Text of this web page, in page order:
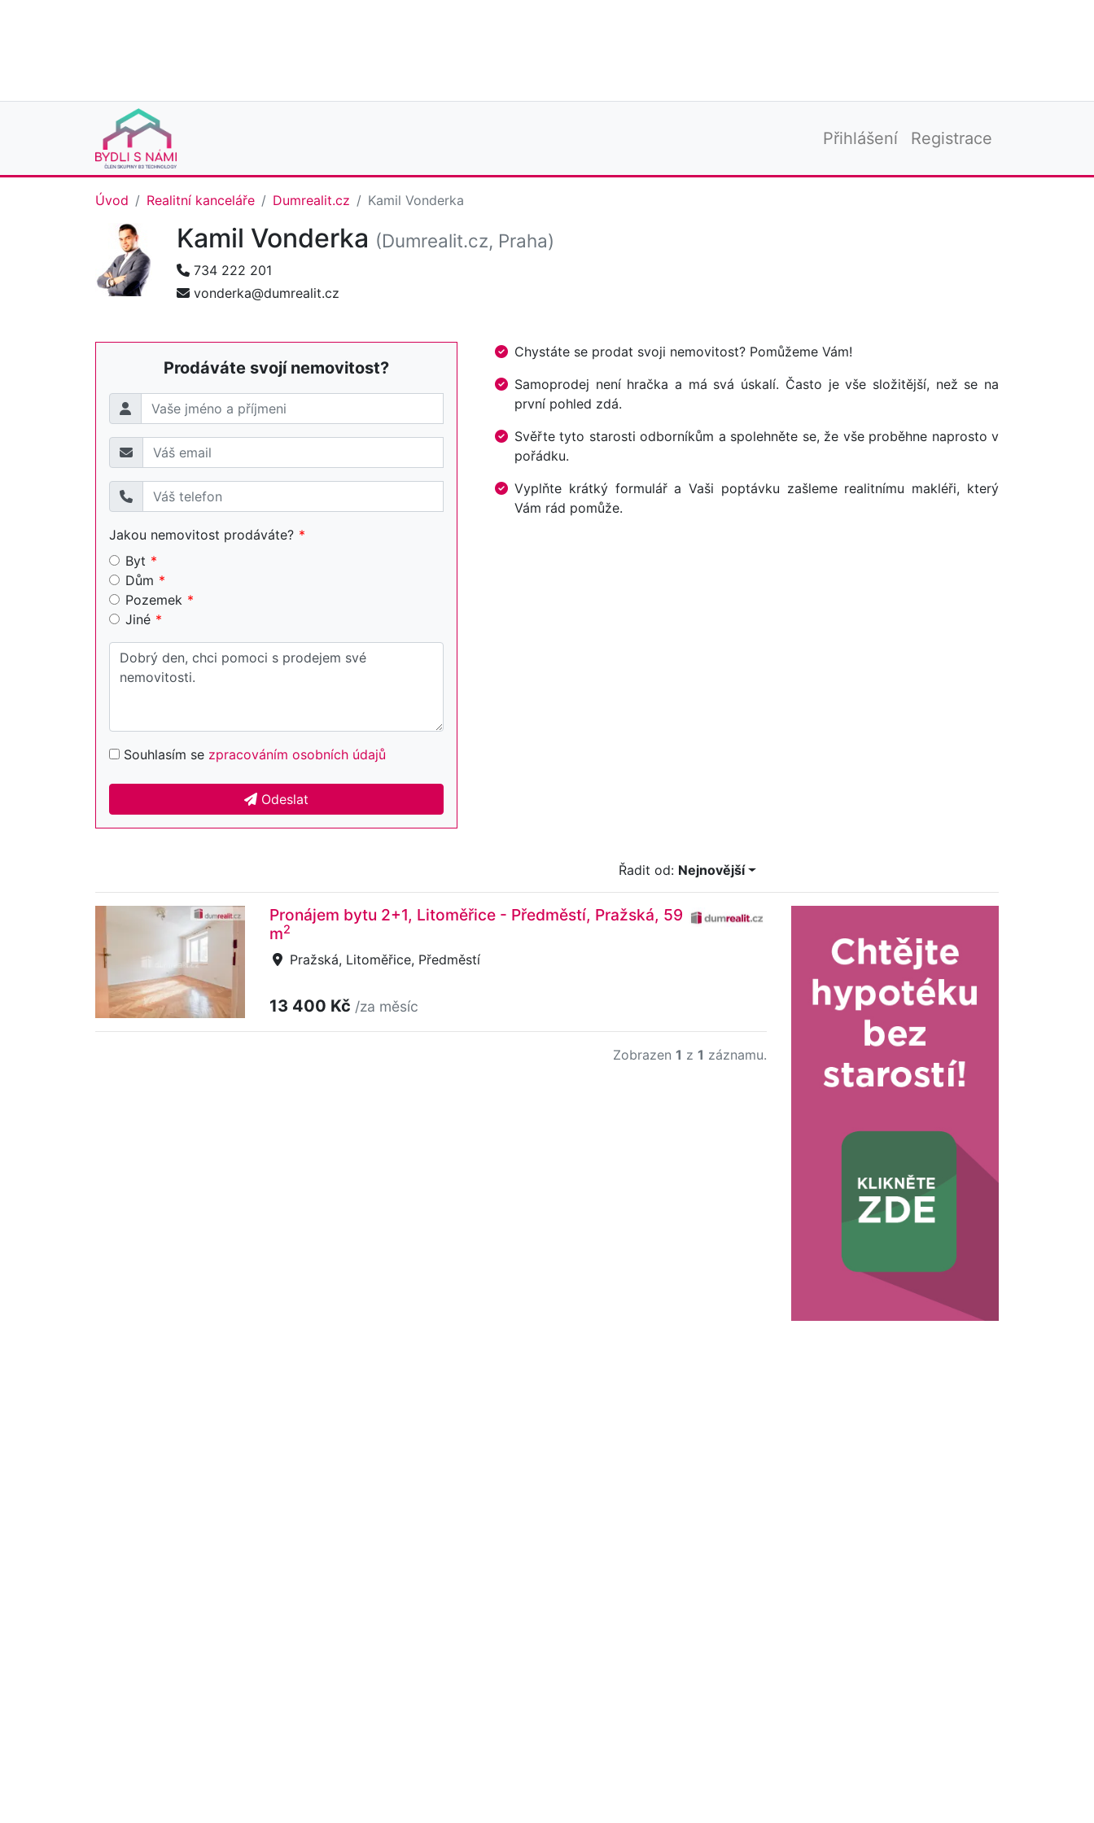
Přihlášení Registrace
Úvod Realitní kanceláře Dumrealit.cz Kamil Vonderka
Kamil Vonderka (Dumrealit.cz, Praha)
734 222 201
vonderka@dumrealit.cz
Prodáváte svojí nemovitost?
Jakou nemovitost prodáváte?
Byt
Dům
Pozemek
Jiné
Souhlasím se zpracováním osobních údajů
Odeslat
Chystáte se prodat svoji nemovitost? Pomůžeme Vám!
Samoprodej není hračka a má svá úskalí. Často je vše složitější, než se na
první pohled zdá.
Svěřte tyto starosti odborníkům a spolehněte se, že vše proběhne naprosto v
pořádku.
Vyplňte krátký formulář a Vaši poptávku zašleme realitnímu makléři, který
Vám rád pomůže.
Řadit od: Nejnovější
Pronájem bytu 2+1, Litoměřice - Předměstí, Pražská, 59
m2
Pražská, Litoměřice, Předměstí
13 400 Kč /za měsíc
Zobrazen 1 z 1 záznamu.